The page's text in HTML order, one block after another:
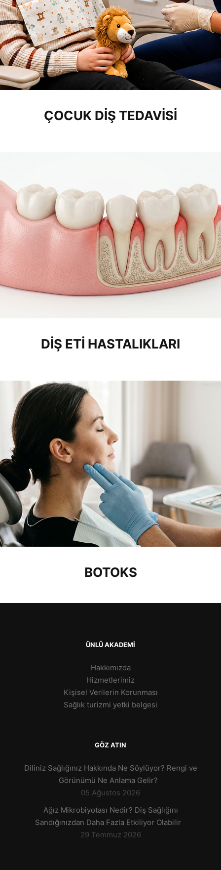
ÇOCUK DIŞ TEDAVISI
DIŞ ETI HASTALIKLARI
BOTOKS
ÜNLÜ AKADEMİ
Hakkımızda
Hizmetlerimiz
Kişisel Verilerin Korunması
Sağlık turizmi yetki belgesi
GÖZ ATIN
Diliniz Sağlığınız Hakkında Ne Söylüyor? Rengi ve
Görünümü Ne Anlama Gelir?
05 Ağustos 2026
Ağız Mikrobiyotası Nedir? Diş Sağlığını
Sandığınızdan Daha Fazla Etkiliyor Olabilir
29 Temmuz 2026